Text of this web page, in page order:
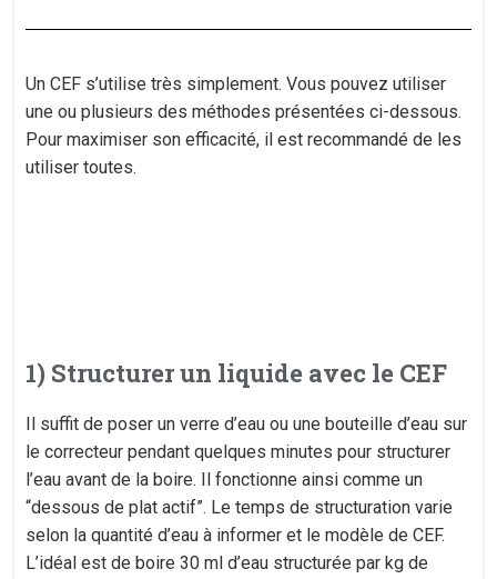
Un CEF s’utilise très simplement. Vous pouvez utiliser
une ou plusieurs des méthodes présentées ci-dessous.
Pour maximiser son efficacité, il est recommandé de les
utiliser toutes.
1) Structurer un liquide avec le CEF
Il suffit de poser un verre d’eau ou une bouteille d’eau sur
le correcteur pendant quelques minutes pour structurer
l’eau avant de la boire. Il fonctionne ainsi comme un
“dessous de plat actif”. Le temps de structuration varie
selon la quantité d’eau à informer et le modèle de CEF.
L’idéal est de boire 30 ml d’eau structurée par kg de